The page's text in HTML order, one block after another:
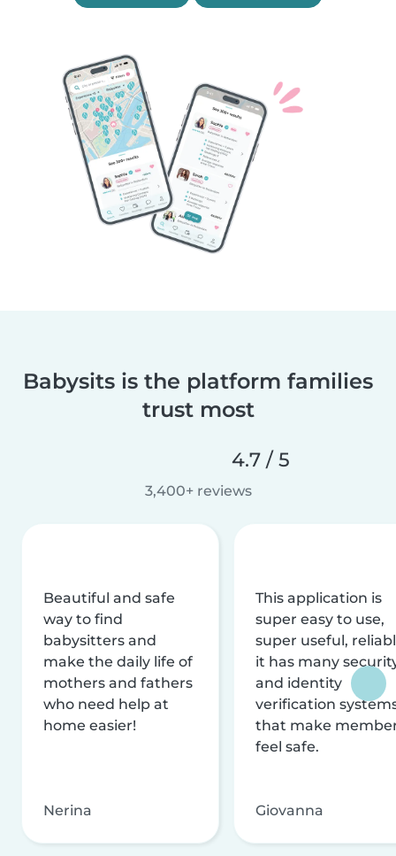
Babysits is the platform families
trust most
4.7 / 5
3,400+ reviews
Beautiful and safe
way to find
babysitters and
make the daily life of
mothers and fathers
who need help at
home easier!
Nerina
This application is
super easy to use,
super useful,
it has many
and identity
verification
that make
feel safe.
Giovanna